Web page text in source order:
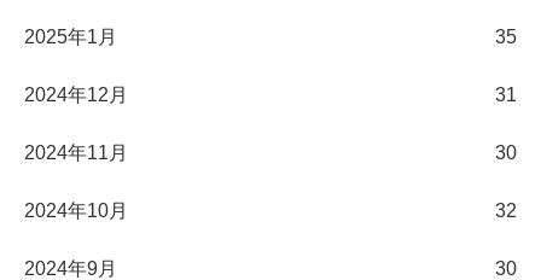
2025年1月 35
2024年12月 31
2024年11月 30
2024年10月 32
2024年9月 30